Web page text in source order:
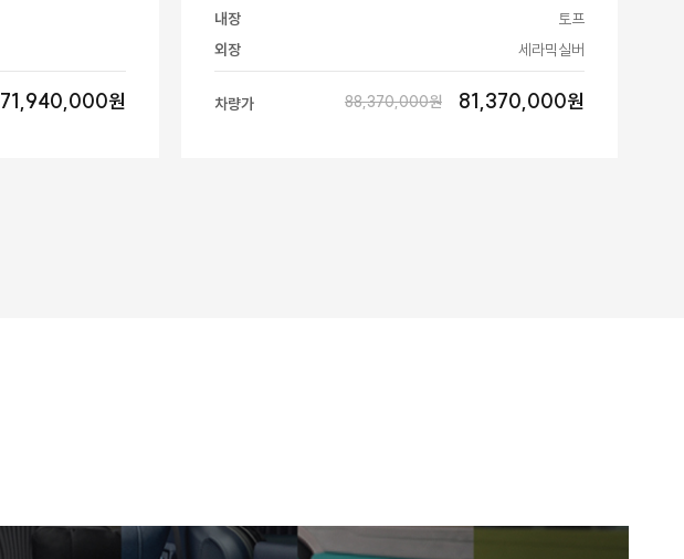
71,940,000원
내장
토프
외장
세라믹실버
차량가 88,370,000원 81,370,000원